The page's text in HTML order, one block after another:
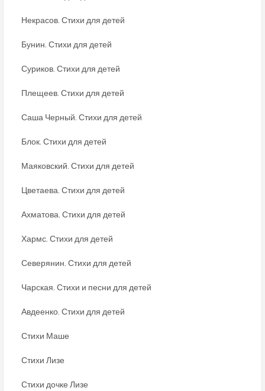
Некрасов. Стихи для детей
Бунин. Стихи для детей
Суриков. Стихи для детей
Плещеев. Стихи для детей
Саша Черный. Стихи для детей
Блок. Стихи для детей
Маяковский. Стихи для детей
Цветаева. Стихи для детей
Ахматова. Стихи для детей
Хармс. Стихи для детей
Северянин. Стихи для детей
Чарская. Стихи и песни для детей
Авдеенко. Стихи для детей
Стихи Маше
Стихи Лизе
Стихи дочке Лизе